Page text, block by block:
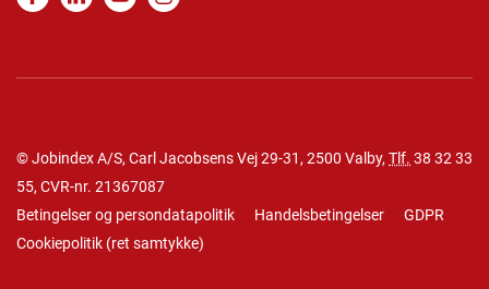
© Jobindex A/S, Carl Jacobsens Vej 29-31, 2500 Valby, Tlf. 38 32 33
55, CVR-nr. 21367087
Betingelser og persondatapolitik
Handelsbetingelser
GDPR
Cookiepolitik (ret samtykke)